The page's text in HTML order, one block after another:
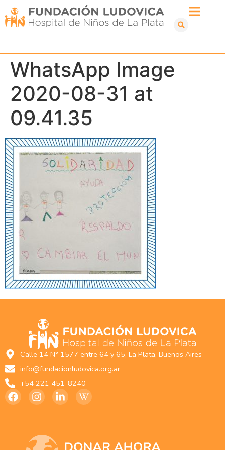
WhatsApp Image
2020-08-31 at
09.41.35
Calle 14 N° 1577 entre 64 y 65, La Plata, Buenos Aires
info@fundacionludovica.org.ar
+54 221 451-8240